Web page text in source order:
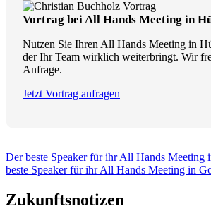
Vortrag bei All Hands Meeting in
Nutzen Sie Ihren All Hands Meeting in
der Ihr Team wirklich weiterbringt. Wir
Anfrage.
Jetzt Vortrag anfragen
Der beste Speaker für ihr All Hands Meeting
beste Speaker für ihr All Hands Meeting in
Zukunftsnotizen